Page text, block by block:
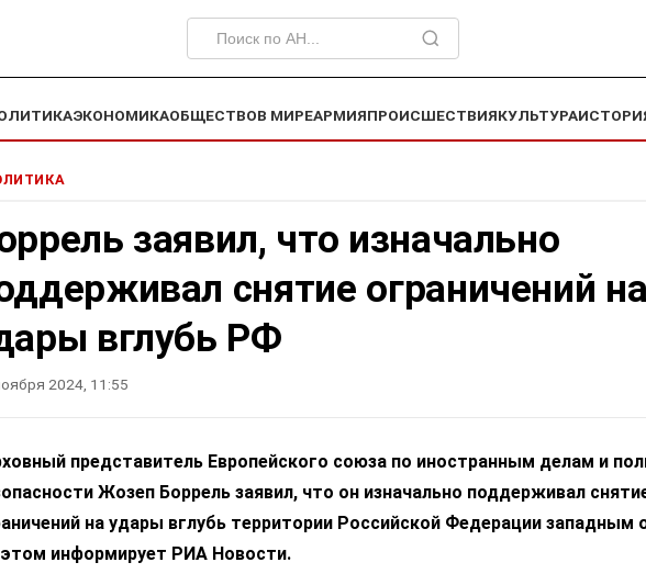
ЭКОНОМИКАОБЩЕСТВОВ МИРЕАРМИЯПРОИСШЕСТВИЯКУЛЬТУРА
заявил, что изначально
снятие ограничений
вглубь РФ
2024, 11:55
представитель Европейского союза по иностранным делам и
Жозеп Боррель заявил, что он изначально поддерживал
на удары вглубь территории Российской Федерации западным
информирует РИА Новости.